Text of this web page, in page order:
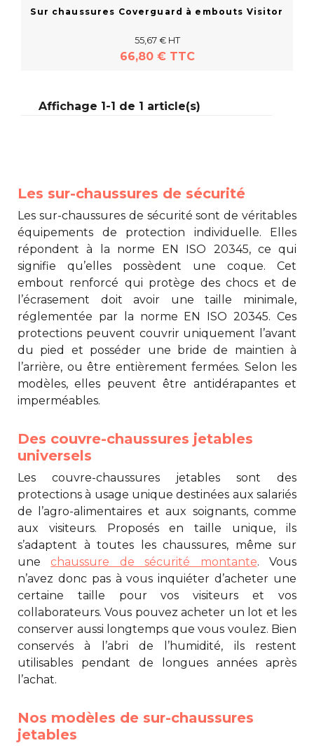
Sur chaussures Coverguard à embouts Visitor
55,67 € HT
66,80 € TTC
Affichage 1-1 de 1 article(s)
Les sur-chaussures de sécurité
Les sur-chaussures de sécurité sont de véritables
équipements de protection individuelle. Elles
répondent à la norme EN ISO 20345, ce qui
signifie qu’elles possèdent une coque. Cet
embout renforcé qui protège des chocs et de
l’écrasement doit avoir une taille minimale,
réglementée par la norme EN ISO 20345. Ces
protections peuvent couvrir uniquement l’avant
du pied et posséder une bride de maintien à
l’arrière, ou être entièrement fermées. Selon les
modèles, elles peuvent être antidérapantes et
imperméables.
Des couvre-chaussures jetables
universels
Les couvre-chaussures jetables sont des
protections à usage unique destinées aux salariés
de l’agro-alimentaires et aux soignants, comme
aux visiteurs. Proposés en taille unique, ils
s’adaptent à toutes les chaussures, même sur
unechaussure de sécurité montante. Vous
n’avez donc pas à vous inquiéter d’acheter une
certaine taille pour vos visiteurs et vos
collaborateurs. Vous pouvez acheter un lot et les
conserver aussi longtemps que vous voulez. Bien
conservés à l’abri de l’humidité, ils restent
utilisables pendant de longues années après
l’achat.
Nos modèles de sur-chaussures
jetables